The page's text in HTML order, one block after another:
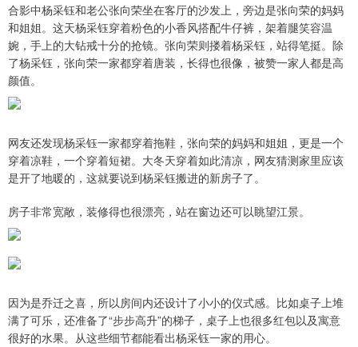
合影中杨采钰和老公张向荣坐在客厅的沙发上，旁边是张向荣的妈妈
和姐姐。这天杨采钰穿着粉色的小香风搭配牛仔裤，架着腿笑容温
婉，手上的大钻戒十分的抢镜。张向荣则搂着杨采钰，站得笔挺。除
了杨采钰，张向荣一家都穿着唐装，长得也很像，被赞一家人都是高
颜值。
网友还发现杨采钰一家都穿着拖鞋，张向荣的妈妈和姐姐，更是一个
穿着凉鞋，一个穿着短裙。大冬天穿着如此清凉，网友猜测家里应该
是开了地暖的，这就要说到杨采钰搬进的新房子了。
房子非常宽敞，装修得也很漂亮，站在窗边还可以眺望江景。
因为是乔迁之喜，所以房间内还设计了小小的仪式感。比如桌子上堆
满了可乐，还准备了“步步高升”的梯子，桌子上也很多红包以及寓意
很好的水果。从这些细节都能看出杨采钰一家的用心。